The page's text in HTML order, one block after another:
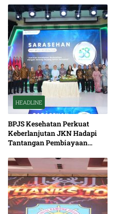
HEADLINE
BPJS Kesehatan Perkuat
Keberlanjutan JKN Hadapi
Tantangan Pembiayaan